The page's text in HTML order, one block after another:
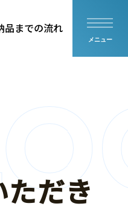
品までの流れ
メニュー
だき